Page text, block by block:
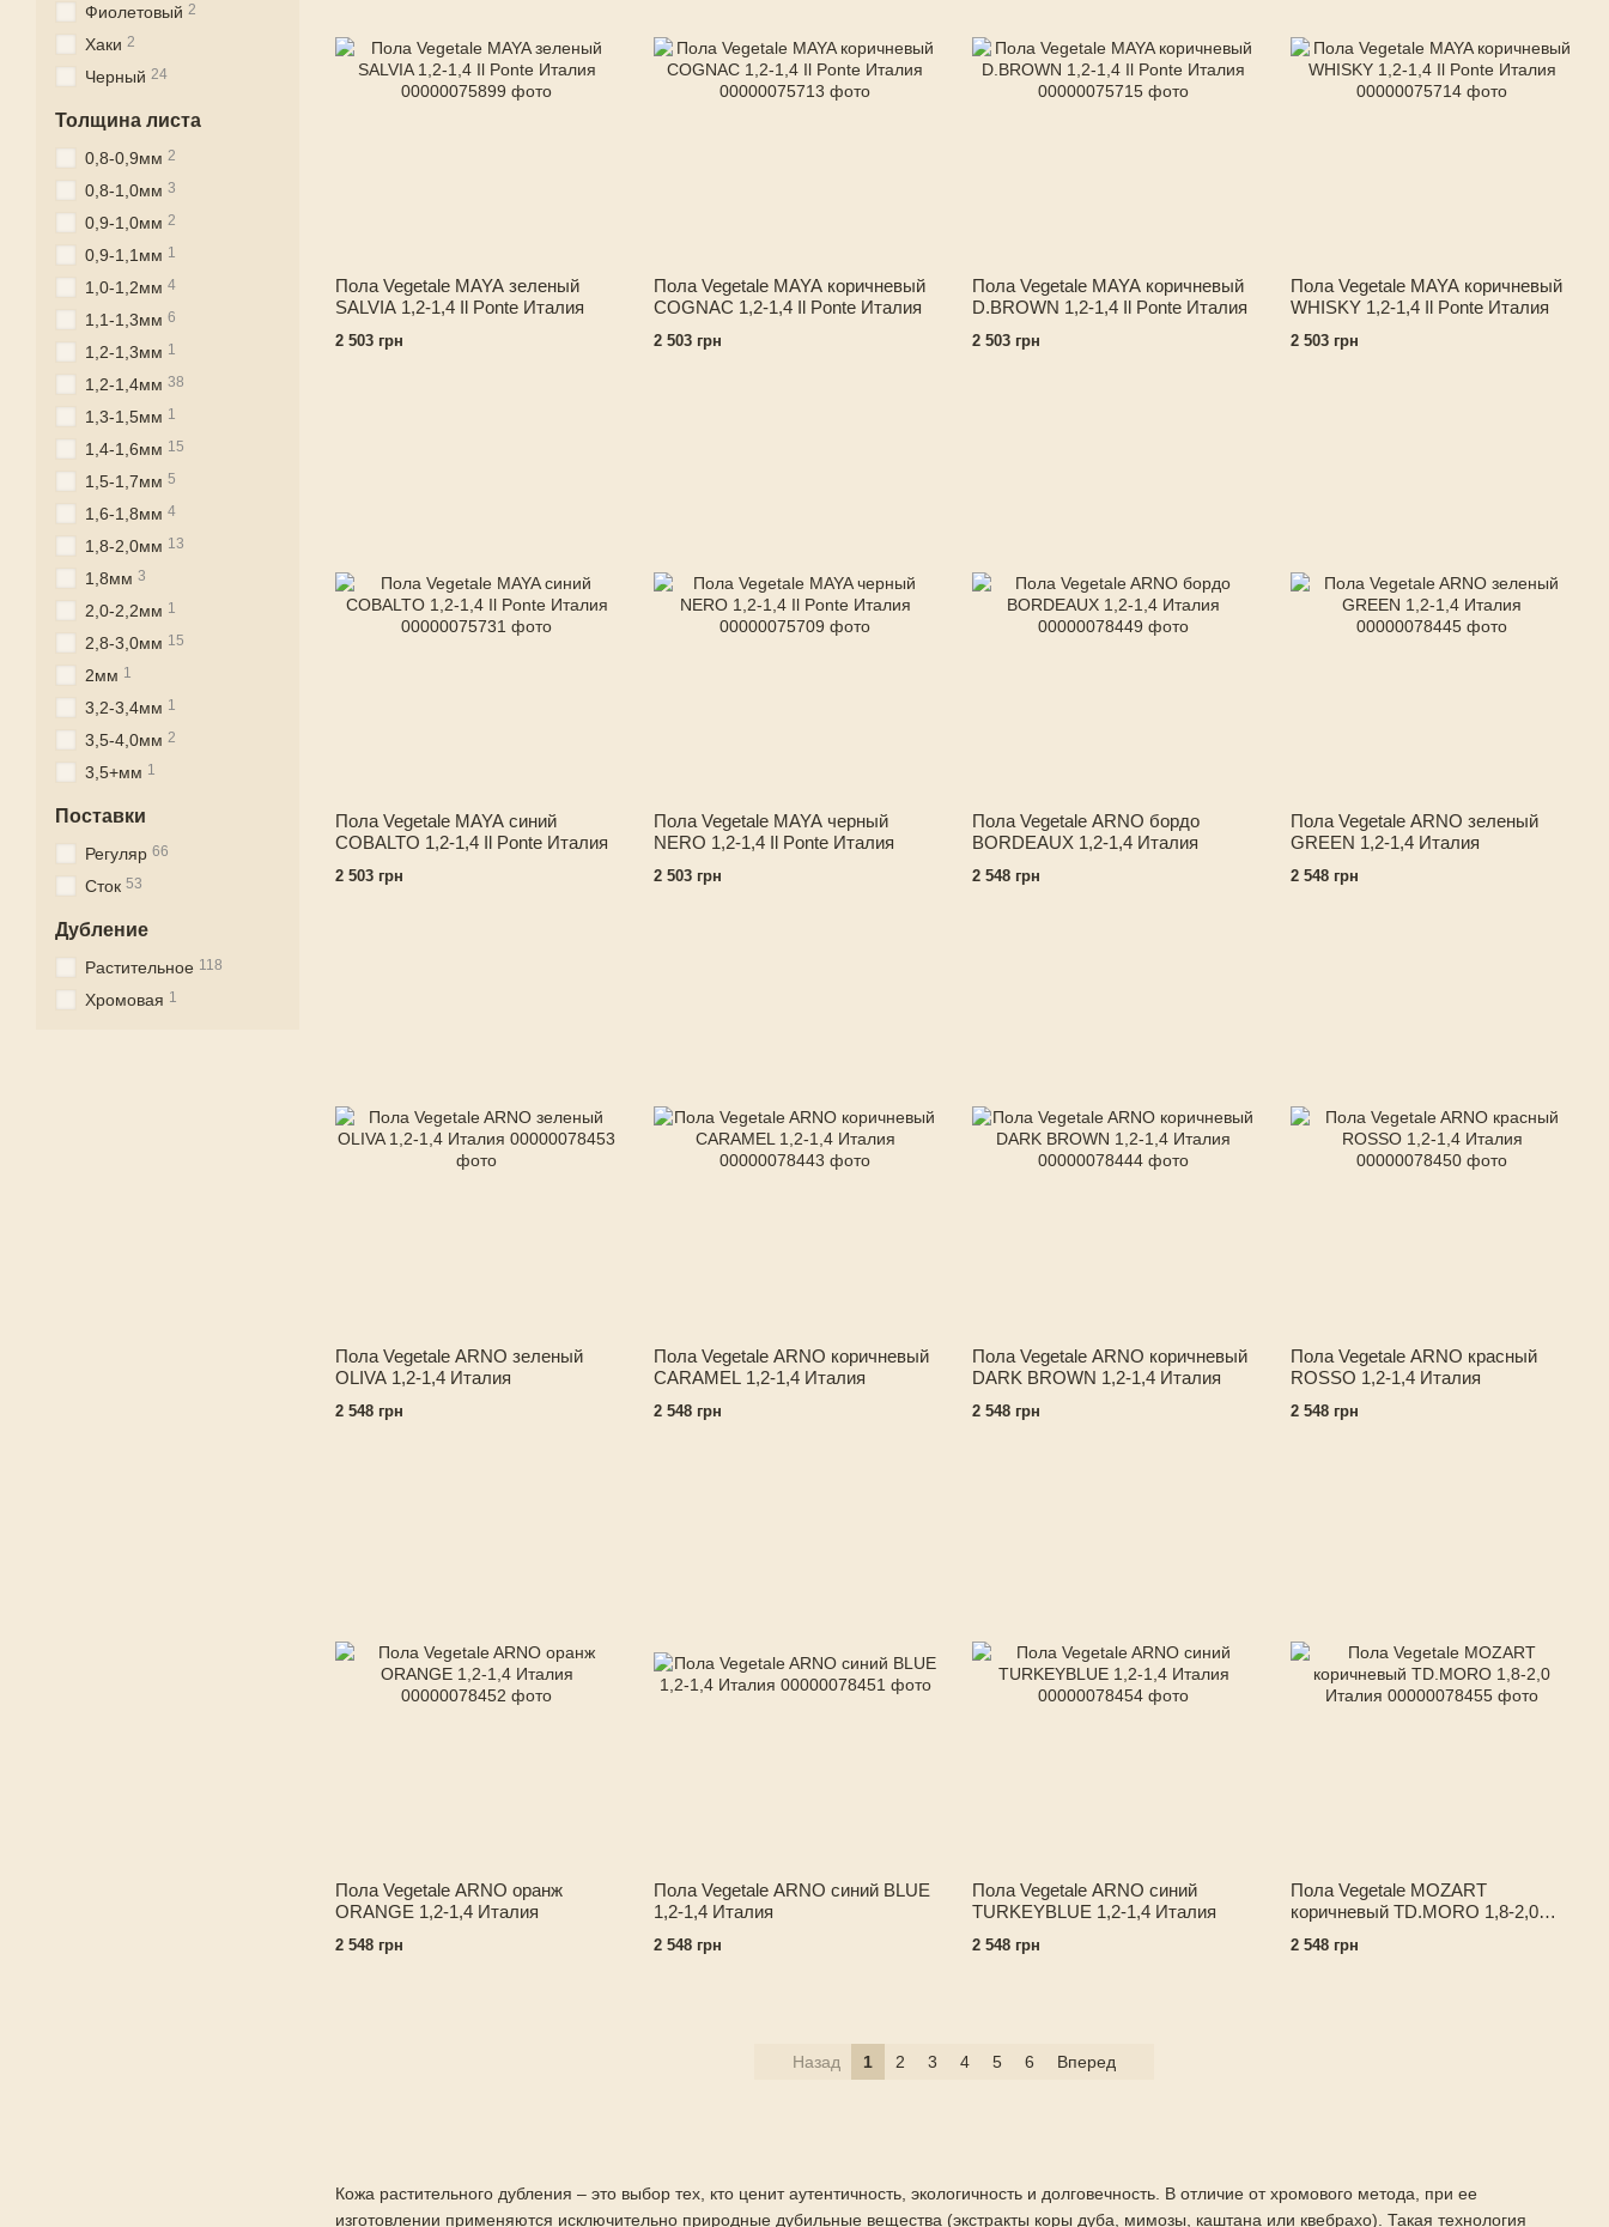
Кожа растительного дубления – это выбор тех, кто ценит аутентичность, экологичность и долговечность. В отличие от хромового метода, при ее
изготовлении применяются исключительно природные дубильные вещества (экстракты коры дуба, мимозы, каштана или квебрахо). Такая технология
Пола Vegetale MAYA зеленый
SALVIA 1,2-1,4 Il Ponte Италия
2 503 грн
Пола Vegetale MAYA коричневый
COGNAC 1,2-1,4 Il Ponte Италия
2 503 грн
Пола Vegetale MAYA коричневый
D.BROWN 1,2-1,4 Il Ponte Италия
2 503 грн
Пола Vegetale MAYA коричневый
WHISKY 1,2-1,4 Il Ponte Италия
2 503 грн
Пола Vegetale MAYA синий
COBALTO 1,2-1,4 Il Ponte Италия
2 503 грн
Пола Vegetale MAYA черный
NERO 1,2-1,4 Il Ponte Италия
2 503 грн
Пола Vegetale ARNO бордо
BORDEAUX 1,2-1,4 Италия
2 548 грн
Пола Vegetale ARNO зеленый
GREEN 1,2-1,4 Италия
2 548 грн
Пола Vegetale ARNO зеленый
OLIVA 1,2-1,4 Италия
2 548 грн
Пола Vegetale ARNO коричневый
CARAMEL 1,2-1,4 Италия
2 548 грн
Пола Vegetale ARNO коричневый
DARK BROWN 1,2-1,4 Италия
2 548 грн
Пола Vegetale ARNO красный
ROSSO 1,2-1,4 Италия
2 548 грн
Пола Vegetale ARNO оранж
ORANGE 1,2-1,4 Италия
2 548 грн
Пола Vegetale ARNO синий BLUE
1,2-1,4 Италия
2 548 грн
Пола Vegetale ARNO синий
TURKEYBLUE 1,2-1,4 Италия
2 548 грн
Пола Vegetale MOZART
коричневый TD.MORO 1,8-2,0
2 548 грн
Назад 1 2 3 4 5 6 Вперед
Фиолетовый 2
Хаки 2
Черный 24
Толщина листа
0,8-0,9мм 2
0,8-1,0мм 3
0,9-1,0мм 2
0,9-1,1мм 1
1,0-1,2мм 4
1,1-1,3мм 6
1,2-1,3мм 1
1,2-1,4мм 38
1,3-1,5мм 1
1,4-1,6мм 15
1,5-1,7мм 5
1,6-1,8мм 4
1,8-2,0мм 13
1,8мм 3
2,0-2,2мм 1
2,8-3,0мм 15
2мм 1
3,2-3,4мм 1
3,5-4,0мм 2
3,5+мм 1
Поставки
Регуляр 66
Сток 53
Дубление
Растительное 118
Хромовая 1